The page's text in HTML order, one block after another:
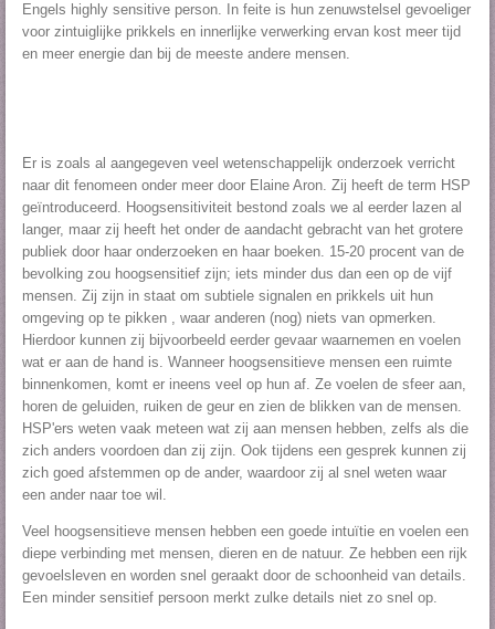
Engels highly sensitive person. In feite is hun zenuwstelsel gevoeliger
voor zintuiglijke prikkels en innerlijke verwerking ervan kost meer tijd
en meer energie dan bij de meeste andere mensen.
Er is zoals al aangegeven veel wetenschappelijk onderzoek verricht
naar dit fenomeen onder meer door Elaine Aron. Zij heeft de term HSP
geïntroduceerd. Hoogsensitiviteit bestond zoals we al eerder lazen al
langer, maar zij heeft het onder de aandacht gebracht van het grotere
publiek door haar onderzoeken en haar boeken. 15-20 procent van de
bevolking zou hoogsensitief zijn; iets minder dus dan een op de vijf
mensen. Zij zijn in staat om subtiele signalen en prikkels uit hun
omgeving op te pikken , waar anderen (nog) niets van opmerken.
Hierdoor kunnen zij bijvoorbeeld eerder gevaar waarnemen en voelen
wat er aan de hand is. Wanneer hoogsensitieve mensen een ruimte
binnenkomen, komt er ineens veel op hun af. Ze voelen de sfeer aan,
horen de geluiden, ruiken de geur en zien de blikken van de mensen.
HSP'ers weten vaak meteen wat zij aan mensen hebben, zelfs als die
zich anders voordoen dan zij zijn. Ook tijdens een gesprek kunnen zij
zich goed afstemmen op de ander, waardoor zij al snel weten waar
een ander naar toe wil.
Veel hoogsensitieve mensen hebben een goede intuïtie en voelen een
diepe verbinding met mensen, dieren en de natuur. Ze hebben een rijk
gevoelsleven en worden snel geraakt door de schoonheid van details.
Een minder sensitief persoon merkt zulke details niet zo snel op.